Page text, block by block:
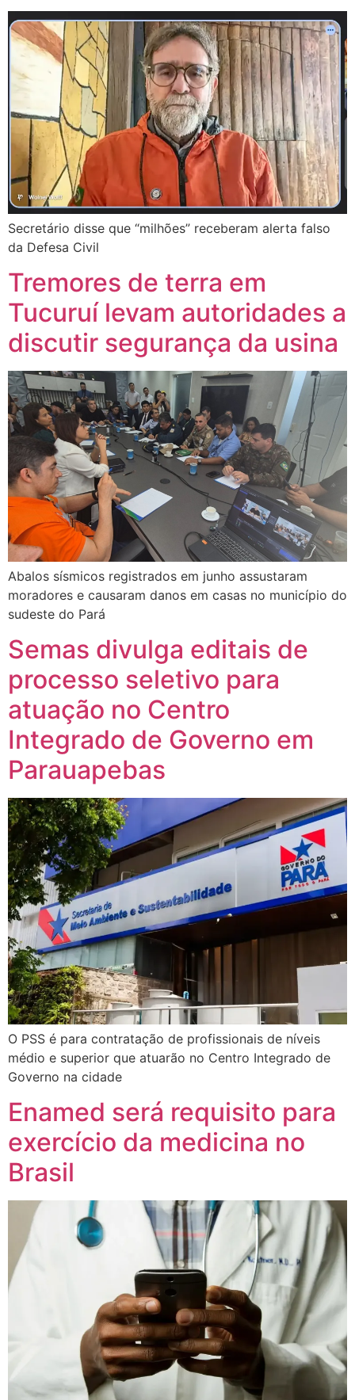
Secretário disse que “milhões” receberam alerta falso
da Defesa Civil
Tremores de terra em
Tucuruí levam autoridades a
discutir segurança da usina
Abalos sísmicos registrados em junho assustaram
moradores e causaram danos em casas no município do
sudeste do Pará
Semas divulga editais de
processo seletivo para
atuação no Centro
Integrado de Governo em
Parauapebas
O PSS é para contratação de profissionais de níveis
médio e superior que atuarão no Centro Integrado de
Governo na cidade
Enamed será requisito para
exercício da medicina no
Brasil